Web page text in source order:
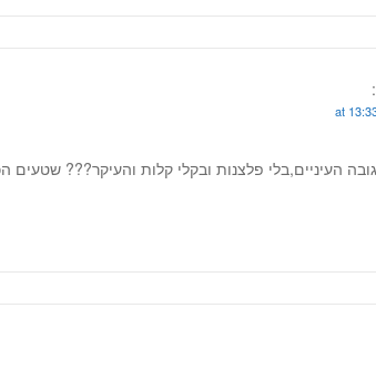
העיניים,בלי פלצנות ובקלי קלות והעיקר??? שטעים